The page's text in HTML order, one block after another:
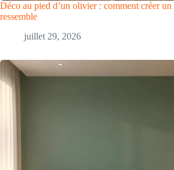
Déco au pied d’un olivier : comment créer
ressemble
juillet 29, 2026